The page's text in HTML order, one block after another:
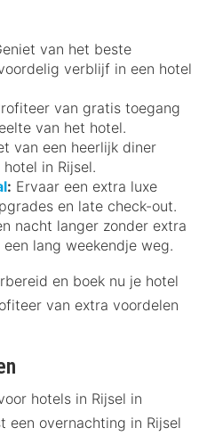
van het beste
verblijf in een hotel
van gratis toegang
van het hotel.
van een heerlijk diner
in Rijsel.
: Ervaar een extra luxe
en late check-out.
nacht langer zonder extra
lang weekendje weg.
en boek nu je hotel
van extra voordelen
hotels in Rijsel in
een overnachting in Rijsel